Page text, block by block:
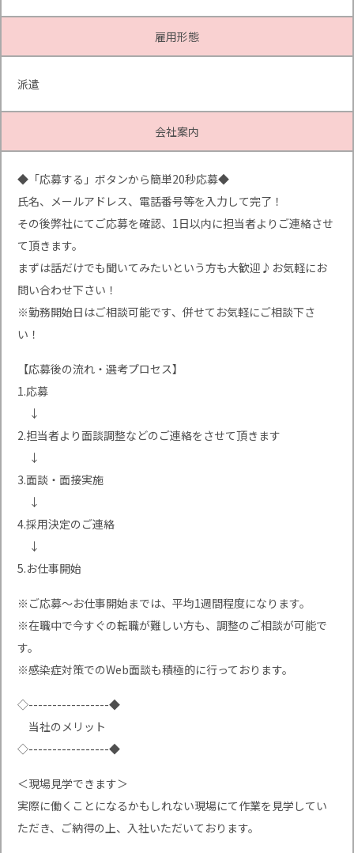
雇用形態
派遣
会社案内
◆「応募する」ボタンから簡単20秒応募◆
氏名、メールアドレス、電話番号等を入力して完了！
その後弊社にてご応募を確認、1日以内に担当者よりご連絡させ
て頂きます。
まずは話だけでも聞いてみたいという方も大歓迎♪お気軽にお
問い合わせ下さい！
※勤務開始日はご相談可能です、併せてお気軽にご相談下さ
い！
【応募後の流れ・選考プロセス】
1.応募
↓
2.担当者より面談調整などのご連絡をさせて頂きます
↓
3.面談・面接実施
↓
4.採用決定のご連絡
↓
5.お仕事開始
※ご応募〜お仕事開始までは、平均1週間程度になります。
※在職中で今すぐの転職が難しい方も、調整のご相談が可能で
す。
※感染症対策でのWeb面談も積極的に行っております。
◇-----------------◆
当社のメリット
◇-----------------◆
＜現場見学できます＞
実際に働くことになるかもしれない現場にて作業を見学してい
ただき、ご納得の上、入社いただいております。